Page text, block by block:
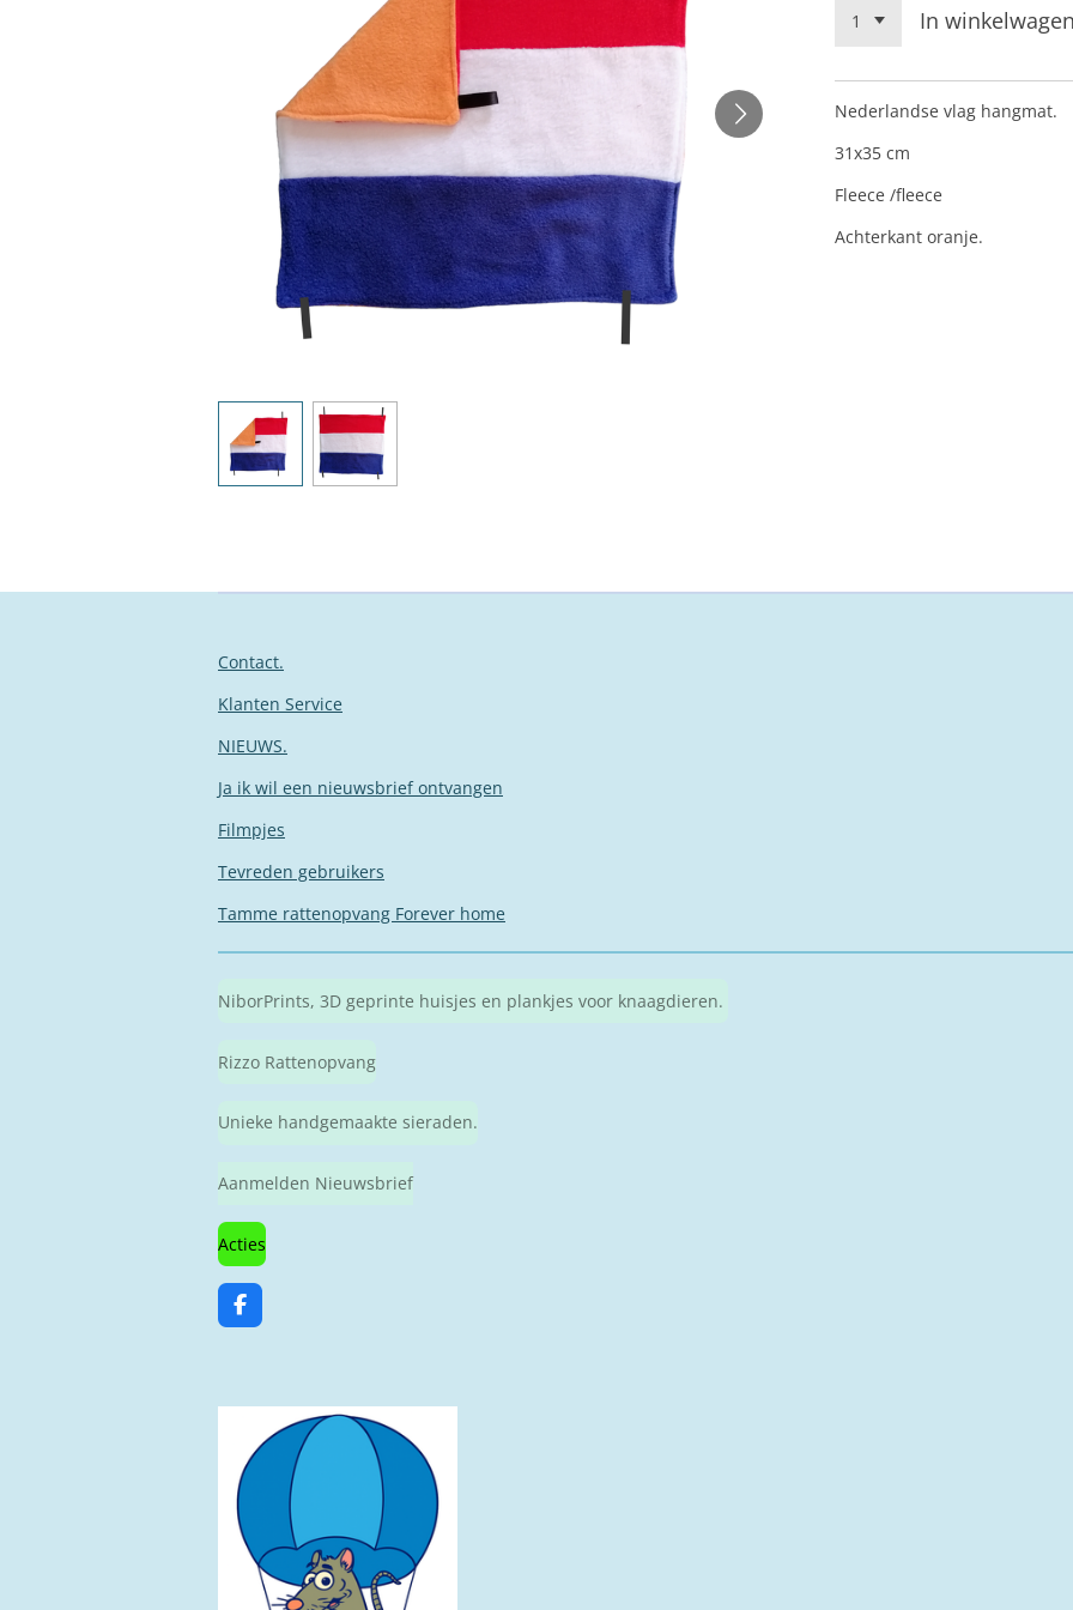
In
Nederlandse vlag hangmat.
31x35 cm
Fleece /fleece
Achterkant oranje.
Contact.
Klanten Service
NIEUWS.
Ja ik wil een nieuwsbrief ontvangen
Filmpjes
Tevreden gebruikers
Tamme rattenopvang Forever home
NiborPrints, 3D geprinte huisjes en plankjes voor knaagdieren.
Rizzo Rattenopvang
Unieke handgemaakte sieraden.
Aanmelden Nieuwsbrief
Acties
F
a
o